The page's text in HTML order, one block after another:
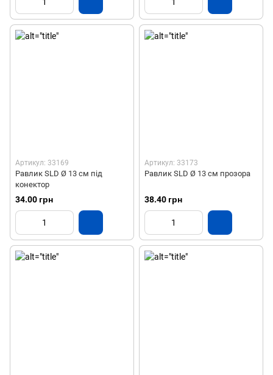
Артикул: 33169
Равлик SLD Ø 13 см під
конектор
34.00 грн
Артикул: 33173
Равлик SLD Ø 13 см прозора
38.40 грн